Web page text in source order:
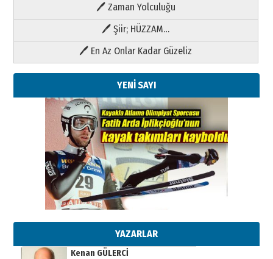
🖊 Zaman Yolculuğu
🖊 Şiir; HÜZZAM…
🖊 En Az Onlar Kadar Güzeliz
YENİ SAYI
YAZARLAR
Kenan GÜLERCİ
Metin Külünk: Aileyi Korumak
11 Mayıs 2026 Pazartesi
Kenan GÜLERCİ